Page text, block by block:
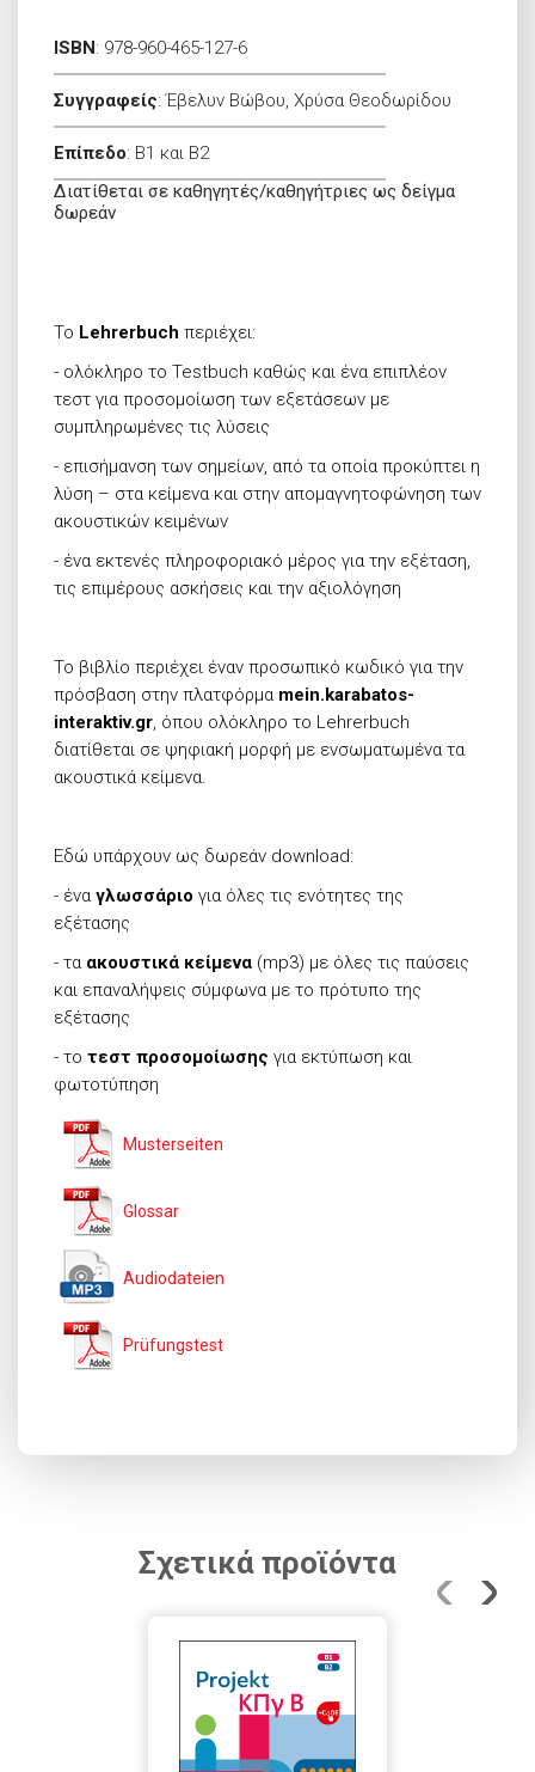
ISBN: 978-960-465-127-6
Συγγραφείς:Έβελυν Βώβου, Χρύσα Θεοδωρίδου
Επίπεδο: B1 και B2
Διατίθεται σε καθηγητές/καθηγήτριες ως δείγμα
δωρεάν
Το Lehrerbuch περιέχει:
- ολόκληρο το Testbuch καθώς και ένα επιπλέον
τεστ για προσομοίωση των εξετάσεων με
συμπληρωμένες τις λύσεις
- επισήμανση των σημείων, από τα οποία προκύπτει η
λύση – στα κείμενα και στην απομαγνητοφώνηση των
ακουστικών κειμένων
- ένα εκτενές πληροφοριακό μέρος για την εξέταση,
τις επιμέρους ασκήσεις και την αξιολόγηση
Το βιβλίο περιέχει έναν προσωπικό κωδικό για την
πρόσβαση στην πλατφόρμα mein.karabatos-
interaktiv.gr, όπου ολόκληρο το Lehrerbuch
διατίθεται σε ψηφιακή μορφή με ενσωματωμένα τα
ακουστικά κείμενα.
Εδώ υπάρχουν ως δωρεάν download:
- ένα γλωσσάριο για όλες τις ενότητες της
εξέτασης
- τα ακουστικά κείμενα (mp3) με όλες τις παύσεις
και επαναλήψεις σύμφωνα με το πρότυπο της
εξέτασης
- το τεστ προσομοίωσης για εκτύπωση και
φωτοτύπηση
Musterseiten
Glossar
Audiodateien
Prüfungstest
Σχετικά προϊόντα